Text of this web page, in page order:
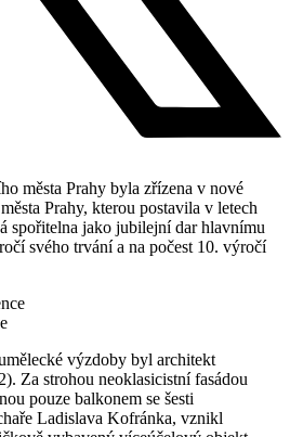
města Prahy byla zřízena v nové
Prahy, kterou postavila v letech
spořitelna jako jubilejní dar hlavnímu
svého trvání a na počest 10. výročí
výzdoby byl architekt
Za strohou neoklasicistní fasádou
pouze balkonem se šesti
Ladislava Kofránka, vznikl